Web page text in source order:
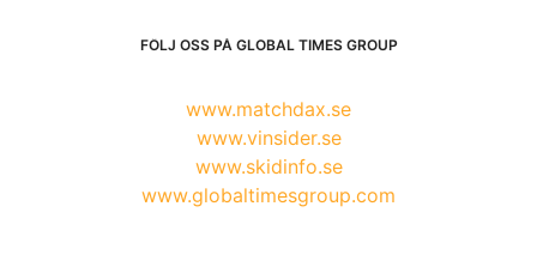
FÖLJ OSS PÅ GLOBAL TIMES GROUP
www.matchdax.se
www.vinsider.se
www.skidinfo.se
www.globaltimesgroup.com